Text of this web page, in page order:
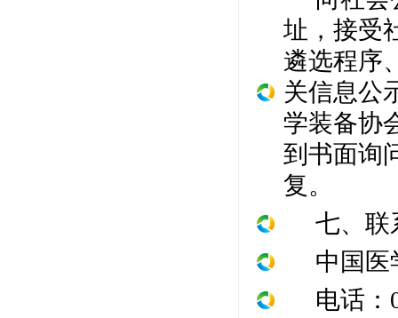
址，接受
遴选程序
关信息公
学装备协
到书面询
复。
七、联
中国医
电话：